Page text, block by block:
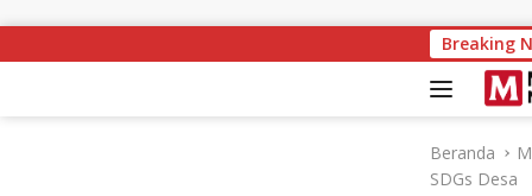
Breaking
Melawi Naik
Beranda
SDGs Desa